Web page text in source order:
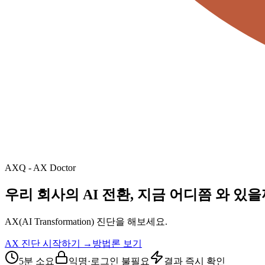
AXQ - AX Doctor
우리 회사의 AI 전환, 지금 어디쯤 와 있을
AX(AI Transformation) 진단을 해보세요.
AX 진단 시작하기 → 방법론 보기
5분 소요
익명·로그인 불필요 결과 즉시 확인